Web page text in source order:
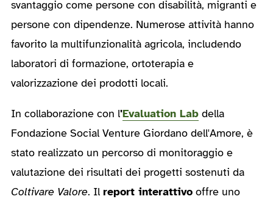
svantaggio come persone con disabilità, migranti e
persone con dipendenze. Numerose attività hanno
favorito la multifunzionalità agricola, includendo
laboratori di formazione, ortoterapia e
valorizzazione dei prodotti locali.
In collaborazione con l'Evaluation Lab della
Fondazione Social Venture Giordano dell'Amore, è
stato realizzato un percorso di monitoraggio e
valutazione dei risultati dei progetti sostenuti da
Coltivare Valore. Il report interattivo offre uno